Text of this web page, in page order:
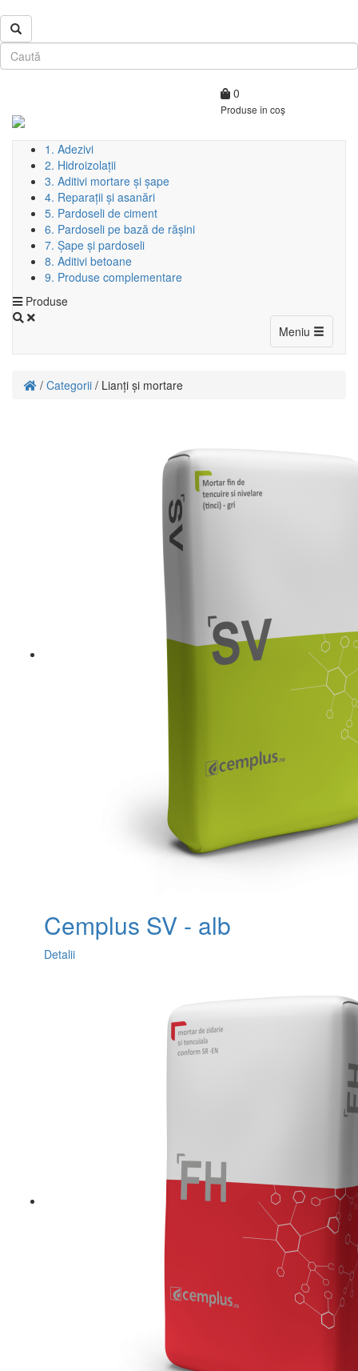
0
Produse în coș
1. Adezivi
2. Hidroizolații
3. Aditivi mortare și șape
4. Reparații și asanări
5. Pardoseli de ciment
6. Pardoseli pe bază de rășini
7. Șape și pardoseli
8. Aditivi betoane
9. Produse complementare
Produse
Meniu Toggle
/ Categorii / Lianți și mortare
Cemplus SV - alb
Detalii